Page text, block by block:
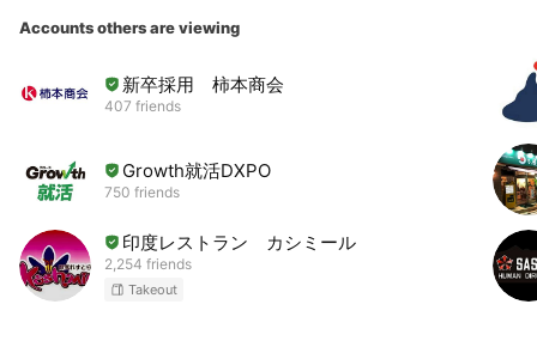
Accounts others are viewing
新卒採用 柿本商会
407 friends
Growth就活DXPO
750 friends
印度レストラン カシミール
2,254 friends
Takeout